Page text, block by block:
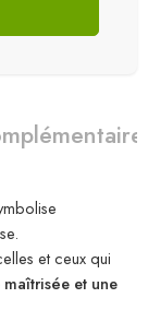
et ceux qui
et une